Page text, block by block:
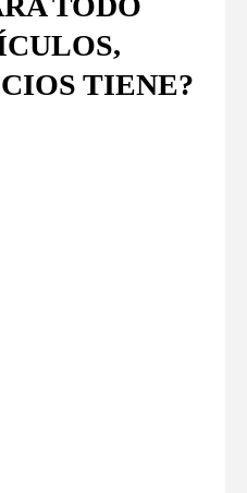
TIENE?